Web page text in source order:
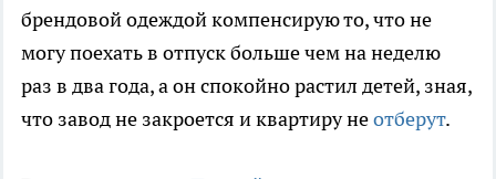
брендовой одеждой компенсирую то, что не
могу поехать в отпуск больше чем на неделю
раз в два года, а он спокойно растил детей, зная,
что завод не закроется и квартиру неотберут.